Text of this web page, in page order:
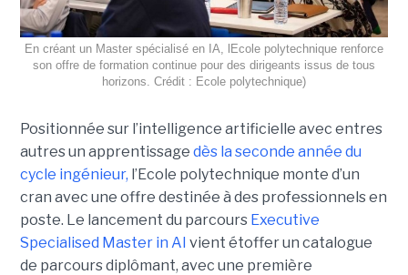
En créant un Master spécialisé en IA, lEcole polytechnique renforce
son offre de formation continue pour des dirigeants issus de tous
horizons. Crédit : Ecole polytechnique)
Positionnée sur l’intelligence artificielle avec entres
autres un apprentissage dès la seconde année du
cycle ingénieur, l’Ecole polytechnique monte d’un
cran avec une offre destinée à des professionnels en
poste. Le lancement du parcoursExecutive
Specialised Master in AI vient étoffer un catalogue
de parcours diplômant, avec une première